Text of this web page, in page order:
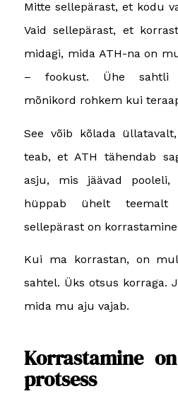
Mitte sellepärast, et kodu
Vaid sellepärast, et
midagi, mida ATH-na on
– fookust. Ühe sahtli
mõnikord rohkem kui
See võib kõlada
teab, et ATH tähendab
asju, mis jäävad
hüppab ühelt
sellepärast on
Kui ma korrastan, on
sahtel. Üks otsus korraga.
mida mu aju vajab.
Korrastamine
protsess